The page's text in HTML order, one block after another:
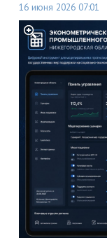
16 июня 2026 07:01